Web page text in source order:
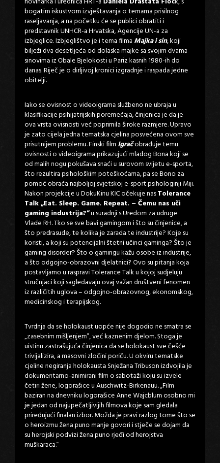
bogatim iskustvom izvještavanja o temama prisilnog
raseljavanja, a na početku će se publici obratiti i
predstavnik UNHCR-a Hrvatska, Agencije UN-a za
izbjeglice. Izbjeglištvo je i tema filmaMajka i sin, koji
bilježi dva desetljeća od dolaska majke sa svojim dvama
sinovima iz Obale Bjelokosti u Pariz kasnih 1980-ih do
danas. Riječ je o dirljivoj kronici izgradnje i raspada jedne
obitelji.
Iako se ovisnost o videoigrama službeno ne ubraja u
klasifikacije psihijatrijskih poremećaja, činjenica je da je
ova vrsta ovisnosti već poprimila široke razmjere. Upravo
je zato cijela jedna tematska cjelina posvećena ovom sve
prisutnijem problemu. Finski film Igračobrađuje temu
ovisnosti o videoigrama prikazujući mladog Bona koji se
od malih nogu pokušava snaći u surovom svijetu e-sporta,
što rezultira psihološkim poteškoćama, pa se Bono za
pomoć obraća najboljoj svjetskoj e-sport psihologinji Miji.
Nakon projekcije u DokuKinu KIC očekuje nasTolerance
Talk „Eat. Sleep. Game. Repeat. – Čemu nas uči
gaming industrija?“u suradnji s Uredom za udruge
Vlade RH. Tko se sve bavi gamingom i što su činjenice, a
što predrasude, te kolika je zarada te industrije? Koje su
koristi, a koji su potencijalni štetni učinci gaminga? Što je
gaming disorder? Što o gamingu kažu osobe iz industrije,
a što odgojno-obrazovni djelatnici? Ovo su pitanja koja
postavljamo u raspravi Tolerance Talk u kojoj sudjeluju
stručnjaci koji sagledavaju ovaj važan društveni fenomen
iz različitih uglova – odgojno-obrazovnog, ekonomskog,
medicinskog i terapijskog.
Tvrdnja da se holokaust uopće nije dogodio ne smatra se
„zasebnim mišljenjem‟, već kaznenim djelom. Stoga je
uistinu zastrašujuća činjenica da se holokaust sve češće
trivijalizira, a masovni zločini poriču. U okviru tematske
cjeline negiranja holokausta Snježana Tribuson izdvojila je
dokumentarno-animirani film o sabotaži koju su izvele
četiri žene, logorašice u Auschwitz-Birkenauu. „Film
baziran na dnevniku logorašice Anne Wajcblum osobno mi
je jedan od najupečatljivijih filmova koje sam gledala
priređujući finalan izbor. Možda je pravi razlog tome što se
o heroizmu žena puno manje govori i stječe se dojam da
su herojski podvizi žena puno rjeđi od herojstva
muškaraca.‟